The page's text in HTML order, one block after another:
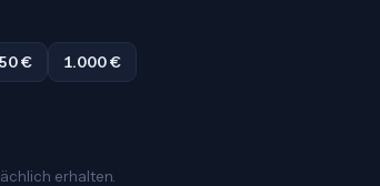
€ 1.000 €
erhalten.